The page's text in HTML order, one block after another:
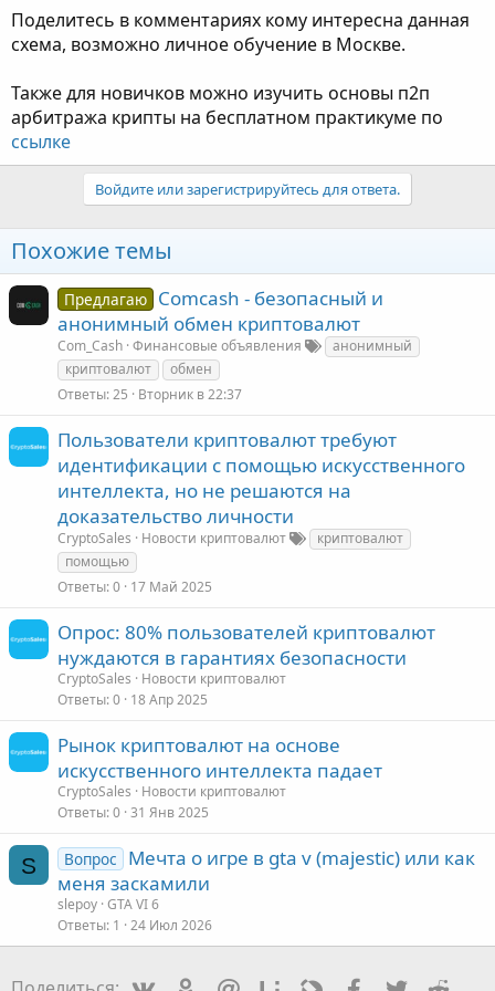
Поделитесь в комментариях кому интересна данная
схема, возможно личное обучение в Москве.
Также для новичков можно изучить основы п2п
арбитража крипты на бесплатном практикуме по
ссылке
Войдите или зарегистрируйтесь для ответа.
Похожие темы
Предлагаю Comcash - безопасный и
анонимный обмен криптовалют
Com_Cash Финансовые объявления
анонимный
криптовалют
обмен
Ответы 25 Вторник в 22:37
Пользователи криптовалют требуют
идентификации с помощью искусственного
интеллекта, но не решаются на
доказательство личности
CryptoSales Новости криптовалют
криптовалют
помощью
Ответы 0 17 Май 2025
Опрос: 80% пользователей криптовалют
нуждаются в гарантиях безопасности
CryptoSales
Новости криптовалют
Ответы 0 18 Апр 2025
Рынок криптовалют на основе
искусственного интеллекта падает
CryptoSales
Новости криптовалют
Ответы 0 31 Янв 2025
S Вопрос
Мечта о игре в gta v (majestic) или как
меня заскамили
slepoy GTA VI 6
Ответы 1 24 Июл 2026